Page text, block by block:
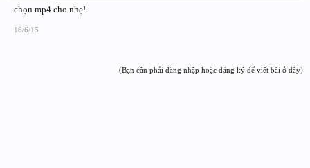
chọn mp4 cho nhẹ!
16/6/15
(Bạn cần phải đăng nhập hoặc đăng ký để viết bài ở đây)